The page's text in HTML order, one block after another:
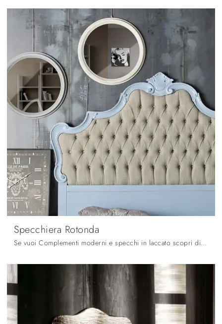
Specchiera Rotonda
Se vuoi Complementi moderni e specchi in laccato scopri di più sul modello Specchiera Rotonda della firma Fratelli Mirandola.